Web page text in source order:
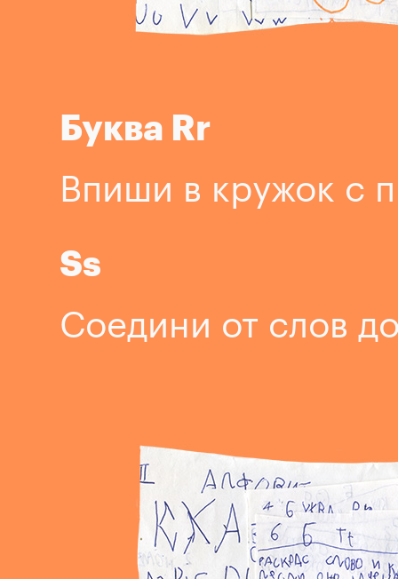
Буква Rr
Впиши в кружок с
Ss
Соедини от слов